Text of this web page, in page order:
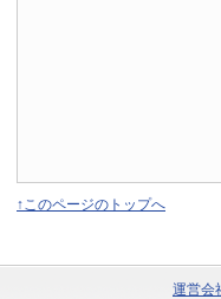
↑このページのトップへ
運営会